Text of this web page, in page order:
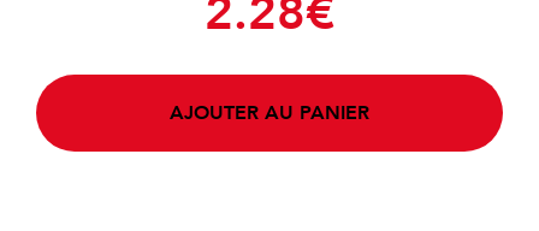
2.28€
AJOUTER AU PANIER